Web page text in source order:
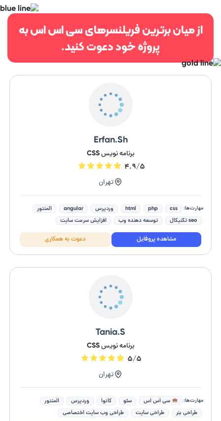
از میان برترین فریلنسرهای سی اس اس به
پروژه خود دعوت کنید.
Erfan.Sh
برنامه نویس CSS
۴.۹/۵
تهران
مهارت‌ها: css
php
html وردپرس angular
المنتور
seo تکنیکال
توسعه دهنده وب
افزایش سرعت سایت
جاوا اسکریپت (Javascript)
مشاهده پروفایل دعوت به همکاری
Tania.S
برنامه نویس CSS
۵/۵
تهران
مهارت‌ها: سی اس اس سئو کانوا وردپرس
المنتور
طراحی بنر
طراحی سایت طراحی وب سایت اختصاصی